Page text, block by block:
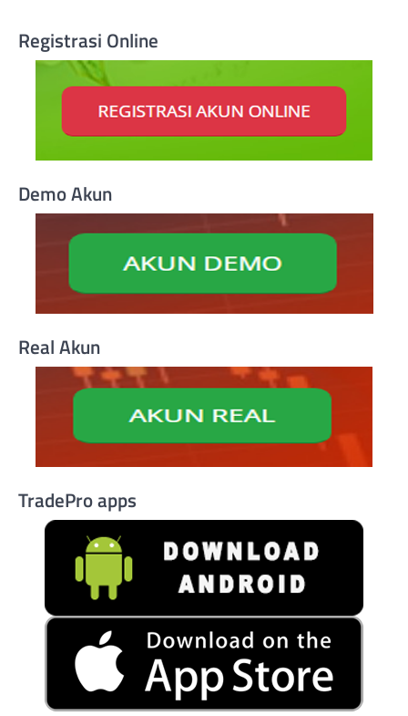
Registrasi Online
Demo Akun
Real Akun
TradePro apps